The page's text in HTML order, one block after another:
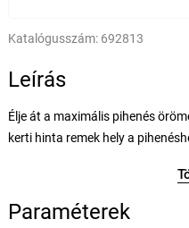
Katalógusszám: 692813
Leírás
Élje át a maximális pihenés örömét a
kerti hinta remek hely a pihenéshez az egész család
nyári napokat, a hinta pedig azonnal a kedvenc
kertben.
Paraméterek